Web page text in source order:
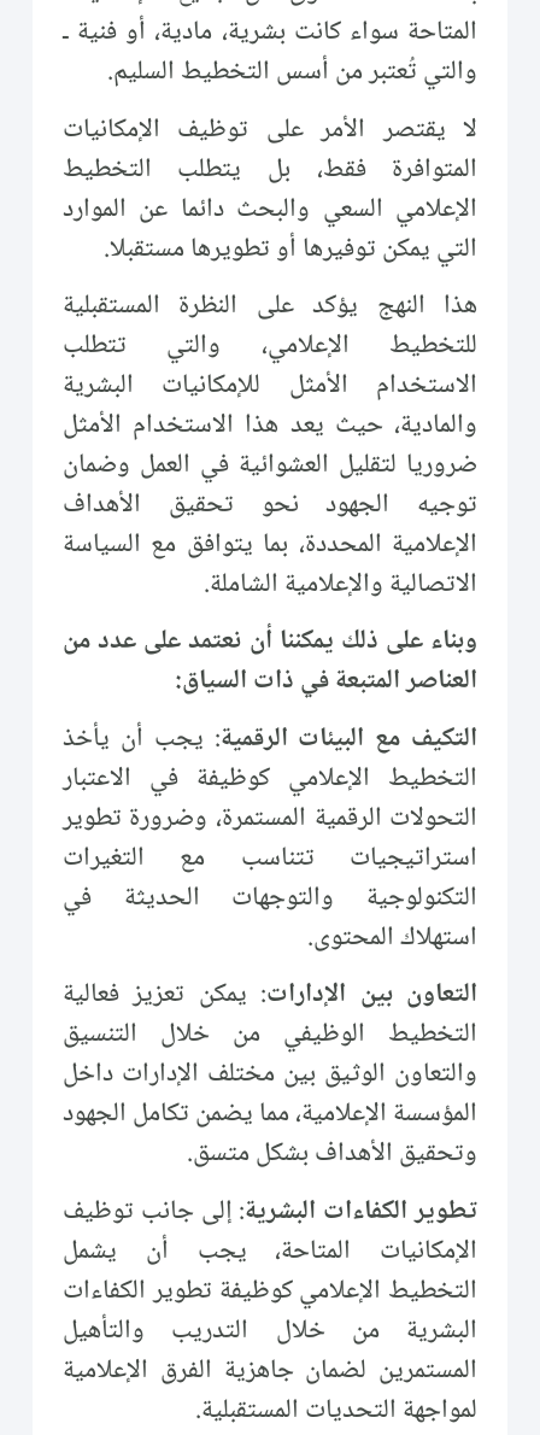
المتاحة سواء كانت بشرية، مادية، أو فنية ـ
والتي تُعتبر من أسس التخطيط السليم.
لا يقتصر الأمر على توظيف الإمكانيات
المتوافرة فقط، بل يتطلب التخطيط
الإعلامي السعي والبحث دائما عن الموارد
التي يمكن توفيرها أو تطويرها مستقبلا.
هذا النهج يؤكد على النظرة المستقبلية
للتخطيط الإعلامي، والتي تتطلب
الاستخدام الأمثل للإمكانيات البشرية
والمادية، حيث يعد هذا الاستخدام الأمثل
ضروريا لتقليل العشوائية في العمل وضمان
توجيه الجهود نحو تحقيق الأهداف
الإعلامية المحددة، بما يتوافق مع السياسة
الاتصالية والإعلامية الشاملة.
وبناء على ذلك يمكننا أن نعتمد على عدد من
العناصر المتبعة في ذات السياق:
التكيف مع البيئات الرقمية: يجب أن يأخذ
التخطيط الإعلامي كوظيفة في الاعتبار
التحولات الرقمية المستمرة، وضرورة تطوير
استراتيجيات تتناسب مع التغيرات
التكنولوجية والتوجهات الحديثة في
استهلاك المحتوى.
التعاون بين الإدارات: يمكن تعزيز فعالية
التخطيط الوظيفي من خلال التنسيق
والتعاون الوثيق بين مختلف الإدارات داخل
المؤسسة الإعلامية، مما يضمن تكامل الجهود
وتحقيق الأهداف بشكل متسق.
تطوير الكفاءات البشرية: إلى جانب توظيف
الإمكانيات المتاحة، يجب أن يشمل
التخطيط الإعلامي كوظيفة تطوير الكفاءات
البشرية من خلال التدريب والتأهيل
المستمرين لضمان جاهزية الفرق الإعلامية
لمواجهة التحديات المستقبلية.